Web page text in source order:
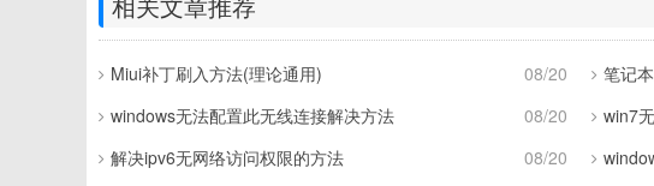
08/20
Miui补丁刷入方法(理论通用)
笔记
08/20
windows无法配置此无线连接解决方法
win7
08/20
解决ipv6无网络访问权限的方法